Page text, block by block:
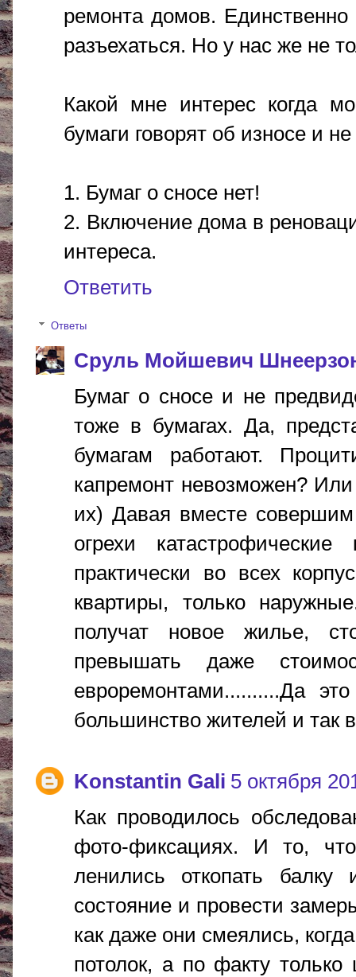
ремонта домов.
разъехаться. Но у нас же не
Какой мне интерес когда
бумаги говорят об износе и
1. Бумаг о сносе нет!
2. Включение дома в
интереса.
Ответить
Ответы
Сруль Мойшевич
Бумаг о сносе и не
тоже в бумагах. Да,
бумагам работают.
капремонт невозможен?
их) Давая вместе
огрехи
практически во всех
квартиры, только
получат новое жилье,
превышать даже
евроремонтами..........Да
большинство жителей и так
Konstantin Gali 5 октября
Как проводилось
фото-фиксациях. И то,
ленились откопать балку
состояние и провести
как даже они смеялись,
потолок, а по факту